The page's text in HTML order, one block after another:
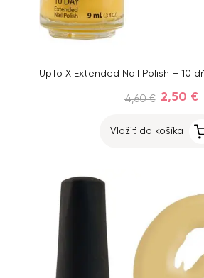
4,60 € 2,50 €
Vložiť do košíka